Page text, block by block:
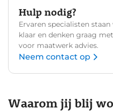
Hulp nodig?
Ervaren specialisten staan
klaar en denken graag
voor maatwerk advies.
Neem contact op
Waarom jij blij